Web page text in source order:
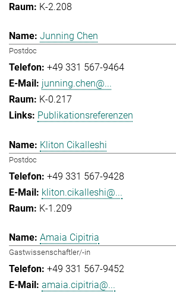
K-2.208
Junning Chen
Postdoc
+49 331 567-9464
junning.chen@...
K-0.217
Publikationsreferenzen
Kliton Cikalleshi
Postdoc
+49 331 567-9428
kliton.cikalleshi@...
K-1.209
Amaia Cipitria
Gastwissenschaftler/-in
+49 331 567-9452
amaia.cipitria@...